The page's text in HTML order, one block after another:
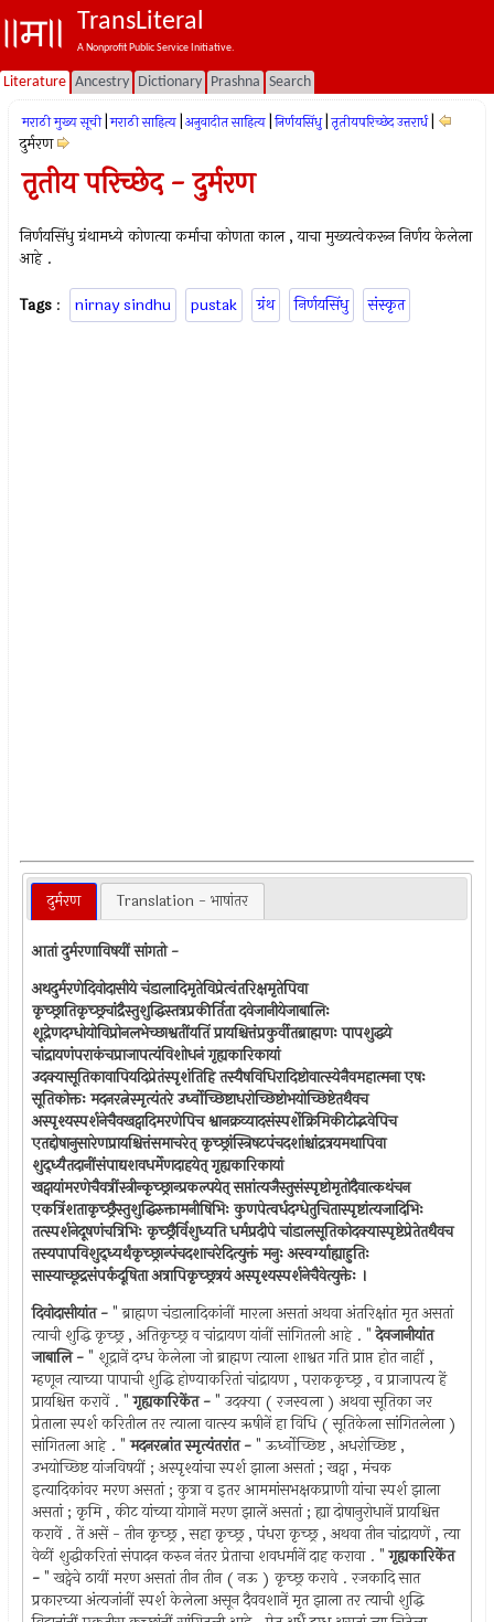
TransLiteral
A Nonprofit Public Service Initiative.
Literature Ancestry Dictionary Prashna Search
मराठी मुख्य सूची मराठी साहित्य अनुवादीत साहित्य निर्णयसिंधु तृतीयपरिच्छेद उत्तरार्ध
दुर्मरण
तृतीय परिच्छेद - दुर्मरण
निर्णयसिंधु ग्रंथामध्ये कोणत्या कर्माचा कोणता काल , याचा मुख्यत्वेकरून निर्णय केलेला
आहे .
Tags : nirnay sindhu pustak ग्रंथ निर्णयसिंधु संस्कृत
दुर्मरण Translation - भाषांतर
आतां दुर्मरणाविषयीं सांगतो -
अथदुर्मरणेदिवोदासीये चंडालादिमृतेविप्रेत्वंतरिक्षमृतेपिवा
कृच्छ्रातिकृच्छ्रचांद्रैस्तुशुद्धिस्तत्रप्रकीर्तिता दवेजानीयेजाबालिः
शूद्रेणदग्धोयोविप्रोनलभेच्छाश्वतींयतिं प्रायश्चित्तंप्रकुर्वीतब्राह्मणः पापशुद्धये
चांद्रायणंपराकंचप्राजापत्यंविशोधनं गृह्यकारिकायां
उदक्यासूतिकावापियदिप्रेतंस्पृशंतिहि तस्यैषविधिरादिष्टोवात्स्येनैवमहात्मना एषः
सूतिकोक्तः मदनरत्नेस्मृत्यंतरे उर्ध्वोच्छिष्टाधरोच्छिष्टोभयोच्छिष्टेतथैवच
अस्पृश्यस्पर्शनेचैवखट्वादिमरणेपिच श्वानक्रव्यादसंस्पर्शेक्रिमिकीटोद्भवेपिच
एतद्दोषानुसारेणप्रायश्चित्तंसमाचरेत् कृच्छ्रांस्त्रिषटपंचदशांश्चांद्रत्रयमथापिवा
शुद्ध्यैतदानींसंपाद्यशवधर्मेणदाहयेत् गृह्यकारिकायां
खट्वायांमरणेचैवत्रींस्त्रीन्कृच्छ्रान्प्रकल्पयेत् सप्तांत्यजैस्तुसंस्पृष्टोमृतोदैवात्कथंचन
एकत्रिंशताकृच्छ्रैस्तुशुद्धिरुक्तामनीषिभिः कुणपेत्वर्धदग्धेतुचितास्पृष्टांत्यजादिभिः
तत्स्पर्शनेदूषणंचत्रिभिः कृच्छ्रैर्विशुध्यति धर्मप्रदीपे चांडालसूतिकोदक्यास्पृष्टेप्रेतेतथैवच
तस्यपापविशुद्ध्यर्थंकृच्छ्रान्पंचदशाचरेदित्युक्तं मनुः अस्वर्ग्याह्याहुतिः
सास्याच्छूद्रसंपर्कदूषिता अत्रापिकृच्छ्रत्रयं अस्पृश्यस्पर्शनेचैवेत्युक्तेः ।
दिवोदासीयांत -" ब्राह्मण चंडालादिकांनीं मारला असतां अथवा अंतरिक्षांत मृत असतां
त्याची शुद्धि कृच्छ्र , अतिकृच्छ्र व चांद्रायण यांनीं सांगितली आहे . "देवजानीयांत
जाबालि -" शूद्रानें दग्ध केलेला जो ब्राह्मण त्याला शाश्वत गति प्राप्त होत नाहीं ,
म्हणून त्याच्या पापाची शुद्धि होण्याकरितां चांद्रायण , पराककृच्छ्र , व प्राजापत्य हें
प्रायश्चित्त करावें . "गृह्यकारिकेंत -" उदक्या ( रजस्वला ) अथवा सूतिका जर
प्रेताला स्पर्श करितील तर त्याला वात्स्य ऋषीनें हा विधि ( सूतिकेला सांगितलेला )
सांगितला आहे . "मदनरत्नांत स्मृत्यंतरांत -" ऊर्ध्वोच्छिष्ट , अधरोच्छिष्ट ,
उभयोच्छिष्ट यांजविषयीं ; अस्पृश्यांचा स्पर्श झाला असतां ; खट्वा , मंचक
इत्यादिकांवर मरण असतां ; कुत्रा व इतर आममांसभक्षकप्राणी यांचा स्पर्श झाला
असतां ; कृमि , कीट यांच्या योगानें मरण झालें असतां ; ह्या दोषानुरोधानें प्रायश्चित्त
करावें . तें असें - तीन कृच्छ्र , सहा कृच्छ्र , पंधरा कृच्छ्र , अथवा तीन चांद्रायणें , त्या
वेळीं शुद्धीकरितां संपादन करुन नंतर प्रेताचा शवधर्मानें दाह करावा . "गृह्यकारिकेंत
-" खट्वेचे ठायीं मरण असतां तीन तीन ( नऊ ) कृच्छ्र करावे . रजकादि सात
प्रकारच्या अंत्यजांनीं स्पर्श केलेला असून दैववशानें मृत झाला तर त्याची शुद्धि